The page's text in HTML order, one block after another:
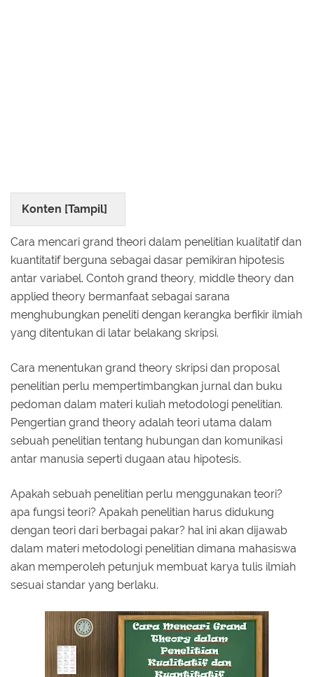
Konten [Tampil]
Cara mencari grand theori dalam penelitian kualitatif dan
kuantitatif berguna sebagai dasar pemikiran hipotesis
antar variabel. Contoh grand theory, middle theory dan
applied theory bermanfaat sebagai sarana
menghubungkan peneliti dengan kerangka berfikir ilmiah
yang ditentukan di latar belakang skripsi.
Cara menentukan grand theory skripsi dan proposal
penelitian perlu mempertimbangkan jurnal dan buku
pedoman dalam materi kuliah metodologi penelitian.
Pengertian grand theory adalah teori utama dalam
sebuah penelitian tentang hubungan dan komunikasi
antar manusia seperti dugaan atau hipotesis.
Apakah sebuah penelitian perlu menggunakan teori?
apa fungsi teori? Apakah penelitian harus didukung
dengan teori dari berbagai pakar? hal ini akan dijawab
dalam materi metodologi penelitian dimana mahasiswa
akan memperoleh petunjuk membuat karya tulis ilmiah
sesuai standar yang berlaku.